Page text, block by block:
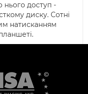
доступ -
диску. Сотні
натисканням